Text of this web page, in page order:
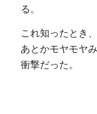
る。
これ知ったとき
あとかモヤモヤ
衝撃だった。